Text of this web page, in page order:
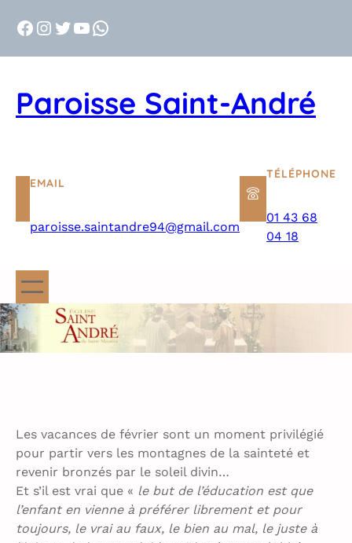
Facebook
Instagram
Twitter
YouTube
WhatsApp
Paroisse Saint-André
EMAIL
paroisse.saintandre94@gmail.com
TÉLÉPHONE
01 43 68
04 18
Les vacances de février sont un moment privilégié
pour partir vers les montagnes de la sainteté et
revenir bronzés par le soleil divin…
Et s’il est vrai que « le but de l’éducation est que
l’enfant en vienne à préférer librement et pour
toujours, le vrai au faux, le bien au mal, le juste à